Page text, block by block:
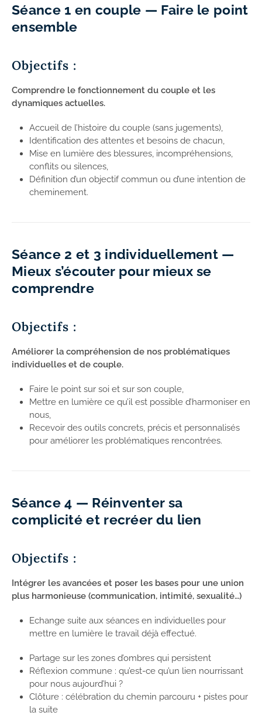
Séance 1 en couple — Faire le point
ensemble
Objectifs :
Comprendre le fonctionnement du couple et les
dynamiques actuelles.
Accueil de l’histoire du couple (sans jugements),
Identification des attentes et besoins de chacun,
Mise en lumière des blessures, incompréhensions,
conflits ou silences,
Définition d’un objectif commun ou d’une intention de
cheminement.
Séance 2 et 3 individuellement —
Mieux s’écouter pour mieux se
comprendre
Objectifs :
Améliorer la compréhension de nos problématiques
individuelles et de couple.
Faire le point sur soi et sur son couple,
Mettre en lumière ce qu’il est possible d’harmoniser en
nous,
Recevoir des outils concrets, précis et personnalisés
pour améliorer les problématiques rencontrées.
Séance 4 — Réinventer sa
complicité et recréer du lien
Objectifs :
Intégrer les avancées et poser les bases pour une union
plus harmonieuse (communication, intimité, sexualité…)
Echange suite aux séances en individuelles pour
mettre en lumière le travail déjà effectué.
Partage sur les zones d’ombres qui persistent
Réflexion commune : qu’est-ce qu’un lien nourrissant
pour nous aujourd’hui ?
Clôture : célébration du chemin parcouru + pistes pour
la suite